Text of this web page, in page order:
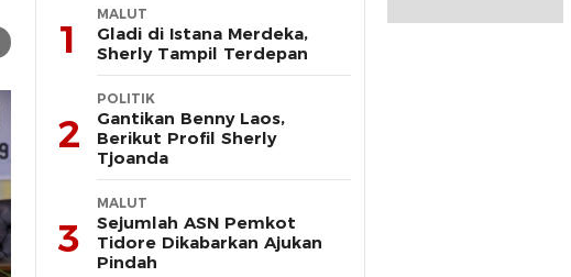
1
MALUT
Gladi di Istana Merdeka,
Sherly Tampil Terdepan
2
POLITIK
Gantikan Benny Laos,
Berikut Profil Sherly
Tjoanda
3
MALUT
Sejumlah ASN Pemkot
Tidore Dikabarkan Ajukan
Pindah